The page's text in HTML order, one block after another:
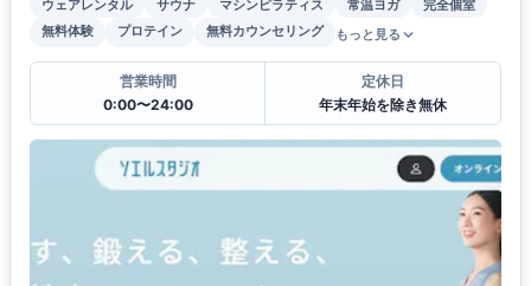
ウェアレンタル サウナ マシンピラティス 常温ヨガ
完全個室
無料体験
プロテイン 無料カウンセリング もっと見る
営業時間
0:00〜24:00
定休日
年末年始を除き無休